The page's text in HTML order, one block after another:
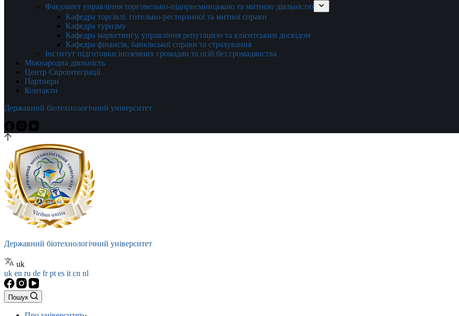
Факультет управління торговельно-підприємницькою та митною діяльністю
Кафедра торгівлі, готельно-ресторанної та митної справи
Кафедра туризму
Кафедра маркетингу, управління репутацією та клієнтським досвідом
Кафедра фінансів, банківської справи та страхування
Інститут підготовки іноземних громадян та осіб без громадянства
Міжнародна діяльність
Центр Євроінтеграції
Партнери
Контакти
Державний біотехнологічний університет
Державний біотехнологічний університет
uk
uk en ru de frpt es it cn nl
Пошук